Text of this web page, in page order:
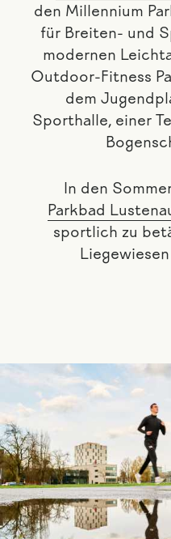
den Millennium
für Breiten- und
modernen
Outdoor-Fitness
dem
Sporthalle, einer
In den
Parkbad
sportlich zu